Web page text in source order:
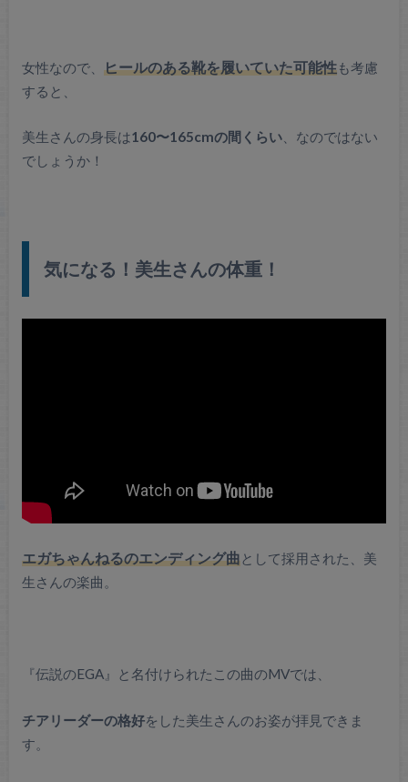
女性なので、 ヒールのある靴を履いていた可能性も考慮
すると、
美生さんの身長は160〜165cmの間くらい、なのではない
でしょうか！
気になる！美生さんの体重！
エガちゃんねるのエンディング曲として採用された、美
生さんの楽曲。
『伝説のEGA』と名付けられたこの曲のMVでは、
チアリーダーの格好をした美生さんのお姿が拝見できま
す。